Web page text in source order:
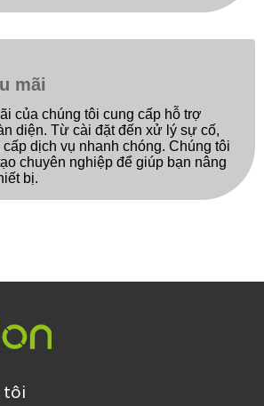
mãi
của chúng tôi cung cấp hỗ trợ
diện. Từ cài đặt đến xử lý sự cố,
dịch vụ nhanh chóng. Chúng tôi
chuyên nghiệp để giúp bạn nâng
bị.
tôi